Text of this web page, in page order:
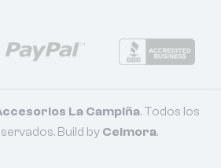
La Campiña. Todos los
Build byCelmora.